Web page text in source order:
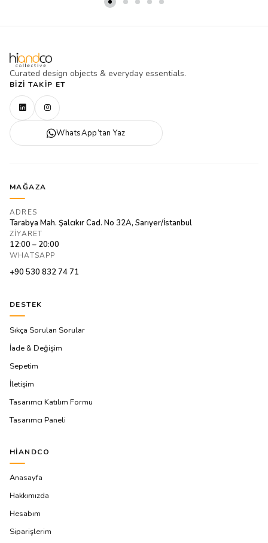
Curated design objects & everyday essentials.
BIZI TAKIP ET
WhatsApp’tan Yaz
MAĞAZA
ADRES
Tarabya Mah. Şalcıkır Cad. No 32A, Sarıyer/İstanbul
ZIYARET
12:00 – 20:00
WHATSAPP
+90 530 832 74 71
DESTEK
Sıkça Sorulan Sorular
İade & Değişim
Sepetim
İletişim
Tasarımcı Katılım Formu
Tasarımcı Paneli
HIANDCO
Anasayfa
Hakkımızda
Hesabım
Siparişlerim